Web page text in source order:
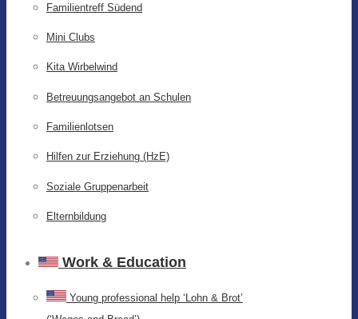
Familientreff Südend
Mini Clubs
Kita Wirbelwind
Betreuungsangebot an Schulen
Familienlotsen
Hilfen zur Erziehung (HzE)
Soziale Gruppenarbeit
Elternbildung
Work & Education
Young professional help ‘Lohn & Brot’